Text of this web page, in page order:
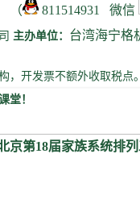
（ 811514931 微信
主办单位： 台湾海宁格
，开发票不额外收取税点
堂！